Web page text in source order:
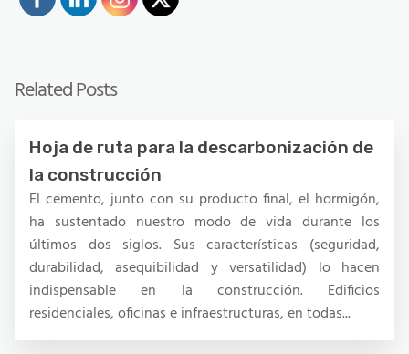
Related Posts
Hoja de ruta para la descarbonización de
la construcción
El cemento, junto con su producto final, el hormigón,
ha sustentado nuestro modo de vida durante los
últimos dos siglos. Sus características (seguridad,
durabilidad, asequibilidad y versatilidad) lo hacen
indispensable en la construcción. Edificios
residenciales, oficinas e infraestructuras, en todas...